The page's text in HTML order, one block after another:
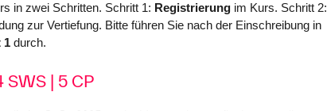
in zwei Schritten. Schritt 1: Registrierung im Kurs. Schritt 2:
zur Vertiefung. Bitte führen Sie nach der Einschreibung in
1 durch.
| 5 CP